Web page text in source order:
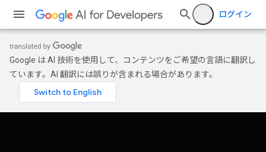
ログイン
Google は AI 技術を使用して、コンテンツをご希望の言語に翻訳し
ています。AI 翻訳には誤りが含まれる場合があります。